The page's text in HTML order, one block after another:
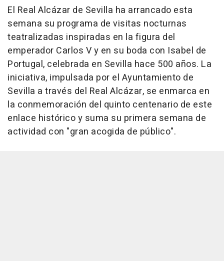
El Real Alcázar de Sevilla ha arrancado esta
semana su programa de visitas nocturnas
teatralizadas inspiradas en la figura del
emperador Carlos V y en su boda con Isabel de
Portugal, celebrada en Sevilla hace 500 años. La
iniciativa, impulsada por el Ayuntamiento de
Sevilla a través del Real Alcázar, se enmarca en
la conmemoración del quinto centenario de este
enlace histórico y suma su primera semana de
actividad con "gran acogida de público".